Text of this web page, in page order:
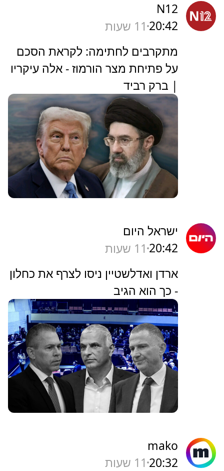
N12
20:42 11 שעות
מתקרבים לחתימה: לקראת הסכם
על פתיחת מצר הורמוז - אלה עיקריו
| ברק רביד
ישראל היום
20:42 11 שעות
ארדן ואדלשטיין ניסו לצרף את כחלון
- כך הוא הגיב
mako
20:32 11 שעות